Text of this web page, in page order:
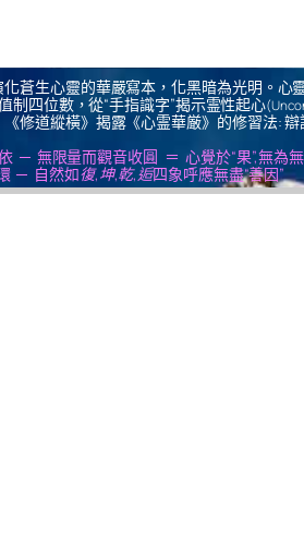
蒼生心靈的華嚴寫本，化黑暗為光明。心
制四位數，從“手指識字”揭示霊性起心
修道縱橫》揭露《心霊華厳》的修習法:
─ 無限量而觀音收圓 ＝ 心覺於“果”,無為
─ 自然如復,坤,乾,逅四象呼應無盡“善因”